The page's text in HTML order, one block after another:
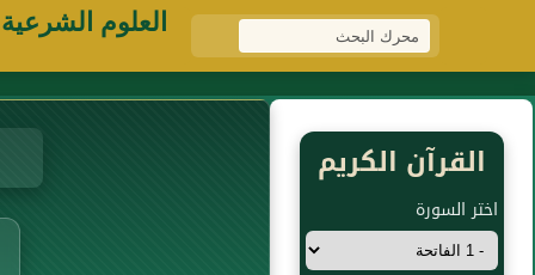
العلوم الشرعية
القرآن الكريم
اختر السورة